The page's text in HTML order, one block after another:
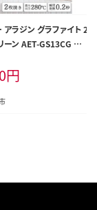
アラジン グラファイト 2
ーン AET-GS13CG 緑
西市 朝食 食パン グラ
ーター 速暖 パン焼き タ
め サクサク カリカリ
円